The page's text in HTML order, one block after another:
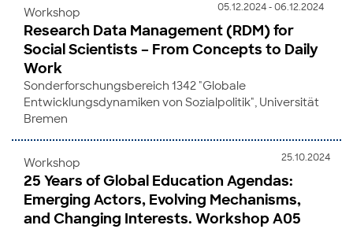
05.12.2024 - 06.12.2024
Workshop
Research Data Management (RDM) for
Social Scientists – From Concepts to Daily
Work
Sonderforschungsbereich 1342 "Globale
Entwicklungsdynamiken von Sozialpolitik", Universität
Bremen
25.10.2024
Workshop
25 Years of Global Education Agendas:
Emerging Actors, Evolving Mechanisms,
and Changing Interests. Workshop A05